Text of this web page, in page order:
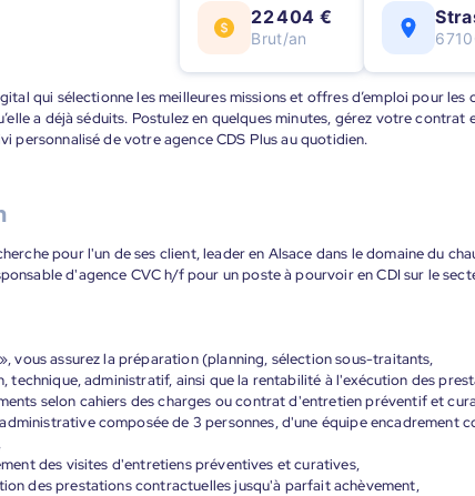
22 404 €
Brut/an
qui sélectionne les meilleures missions et offres d’emploi pour les
a déjà séduits. Postulez en quelques minutes, gérez votre contrat
personnalisé de votre agence CDS Plus au quotidien.
pour l'un de ses client, leader en Alsace dans le domaine du
d'agence CVC h/f pour un poste à pourvoir en CDI sur le
vous assurez la préparation (planning, sélection sous-traitants,
technique, administratif, ainsi que la rentabilité à l'exécution des
selon cahiers des charges ou contrat d'entretien préventif et
composée de 3 personnes, d'une équipe encadrement
des visites d'entretiens préventives et curatives,
des prestations contractuelles jusqu'à parfait achèvement,